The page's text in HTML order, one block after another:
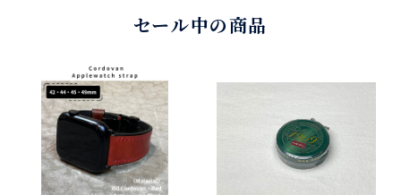
セール中の商品